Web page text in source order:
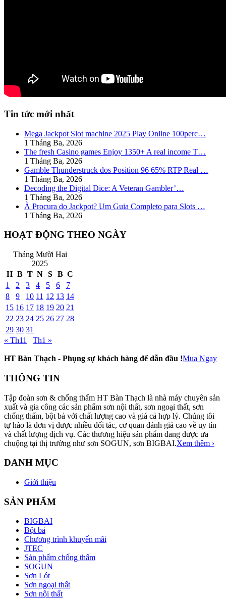
Tin tức mới nhất
Mega Jackpot Slot machine 2025 Play Online 100perc…
1 Tháng Ba, 2026
The fresh Casino games Enjoy 1350+ A real income T…
1 Tháng Ba, 2026
Gamble Thunderstruck dos Position 96 65% RTP Real …
1 Tháng Ba, 2026
Decoding the Digital Dice: A Veteran Gambler’…
1 Tháng Ba, 2026
À Procura do Jackpot? Um Guia Completo para Slots …
1 Tháng Ba, 2026
HOẠT ĐỘNG THEO NGÀY
Tháng Mười Hai
2025
H B T N S B C
1
2 3 4 5 6
7
8
9 10 11 12 13 14
15 16 17 18 19 20 21
22 23 24 25 26 27 28
29 30 31
« Th11
Th1 »
HT Bàn Thạch - Phụng sự khách hàng để dẫn đầu !Mua Ngay
THÔNG TIN
Tập đoàn sơn & chống thấm HT Bàn Thạch là nhà máy chuyên sản
xuất và gia công các sản phẩm sơn nội thất, sơn ngoại thất, sơn
chống thấm, bột bả với chất lượng cao và giá cả hợp lý. Chúng tôi
tự hào là đơn vị được nhiều đối tác, cơ quan đánh giá cao về uy tín
và chất lượng dịch vụ. Các thương hiệu sản phẩm đang được ưa
chuộng tại thị trường như sơn SOGUN, sơn BIGBAI.Xem thêm ›
DANH MỤC
Giới thiệu
SẢN PHẨM
BIGBAI
Bột bả
Chương trình khuyến mãi
JTEC
Sản phẩm chống thấm
SOGUN
Sơn Lót
Sơn ngoại thất
Sơn nội thất